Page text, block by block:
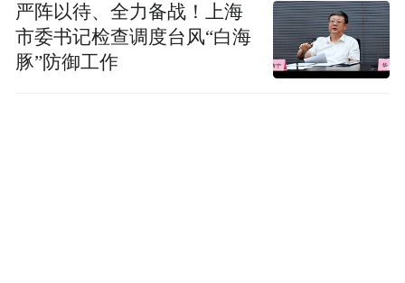
严阵以待、全力备战！上海
市委书记检查调度台风“白海
豚”防御工作